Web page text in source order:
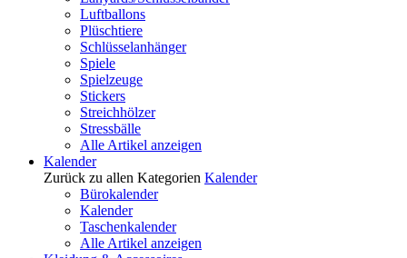
Luftballons
Plüschtiere
Schlüsselanhänger
Spiele
Spielzeuge
Stickers
Streichhölzer
Stressbälle
Alle Artikel anzeigen
Kalender
Zurück zu allen Kategorien Kalender
Bürokalender
Kalender
Taschenkalender
Alle Artikel anzeigen